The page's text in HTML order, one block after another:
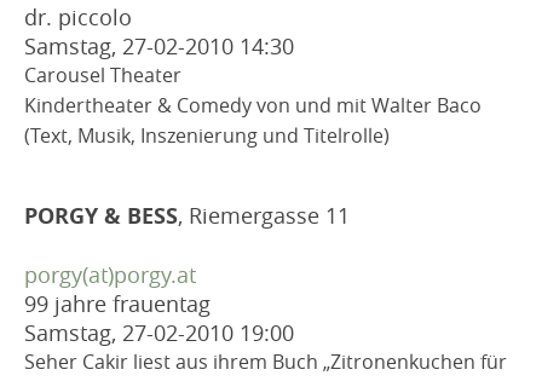
dr. piccolo
Samstag, 27-02-2010 14:30
Carousel Theater
Kindertheater & Comedy von und mit Walter Baco
(Text, Musik, Inszenierung und Titelrolle)
PORGY & BESS, Riemergasse 11
porgy(at)porgy.at
99 jahre frauentag
Samstag, 27-02-2010 19:00
Seher Cakir liest aus ihrem Buch „Zitronenkuchen für